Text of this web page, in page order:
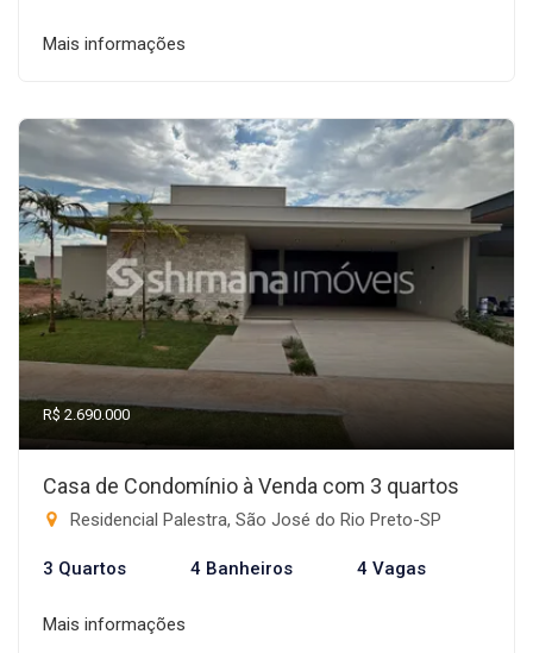
Mais informações
R$ 2.690.000
Casa de Condomínio à Venda com 3 quartos
Residencial Palestra, São José do Rio Preto-SP
3 Quartos 4 Banheiros 4 Vagas
Mais informações